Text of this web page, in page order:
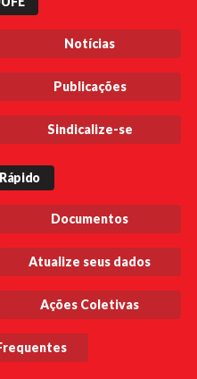
Notícias
Publicações
Sindicalize-se
Documentos
Atualize seus dados
Ações Coletivas